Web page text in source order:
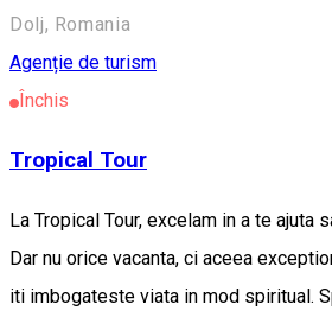
Dolj, Romania
Agenție de turism
Închis
Tropical Tour
La Tropical Tour, excelam in a te ajuta
Dar nu orice vacanta, ci aceea
iti imbogateste viata in mod spiritual.